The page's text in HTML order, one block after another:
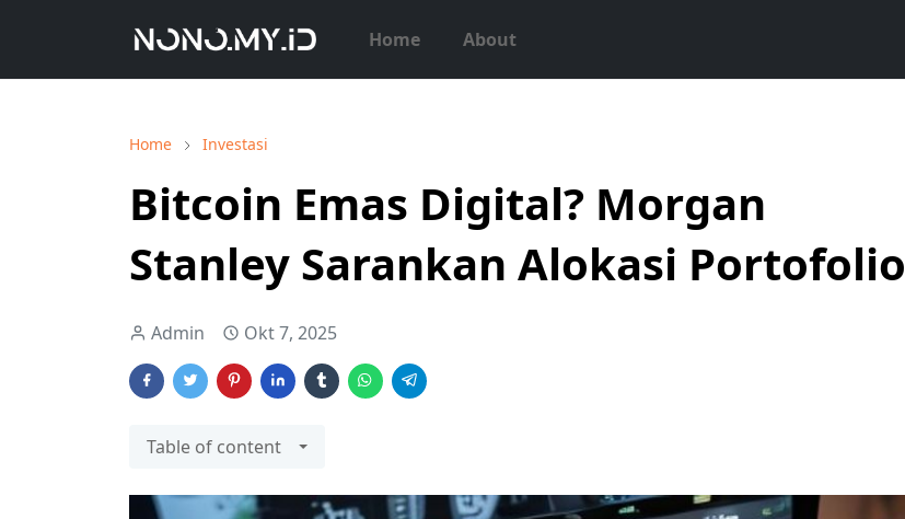
Home About
Home Investasi
Bitcoin Emas Digital? Morgan
Stanley Sarankan Alokasi Portofolio
Admin Okt 7, 2025
Table of content